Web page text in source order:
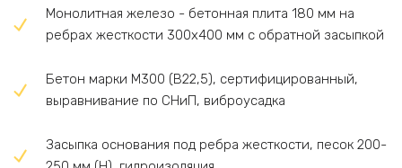
Монолитная железо - бетонная плита 180 мм на
ребрах жесткости 300х400 мм c обратной засыпкой
Бетон марки М300 (B22,5), сертифицированный,
выравнивание по СНиП, виброусадка
Засыпка основания под ребра жесткости, песок 200-